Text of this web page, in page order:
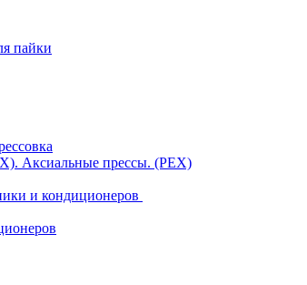
пайки
Аксиальные прессы. (PEX)
и кондиционеров